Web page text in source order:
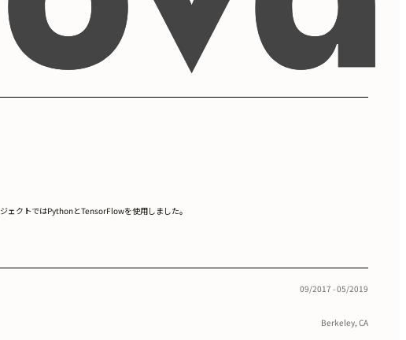
ェクトではPythonとTensorFlowを使用しました。
09/2017 - 05/2019
Berkeley, CA